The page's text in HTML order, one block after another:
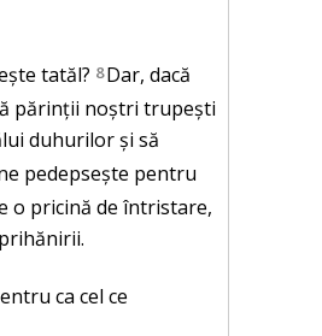
tatăl? 8Dar, dacă
părinții noștri trupești
duhurilor și să
pedepsește pentru
o pricină de întristare,
ca cel ce